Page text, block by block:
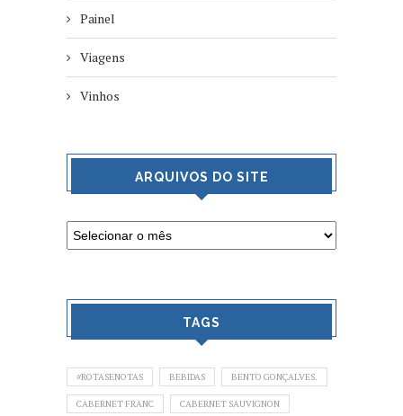
Painel
Viagens
Vinhos
ARQUIVOS DO SITE
TAGS
#ROTASENOTAS BEBIDAS BENTO GONÇALVES.
CABERNET FRANC CABERNET SAUVIGNON